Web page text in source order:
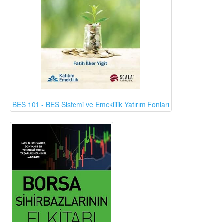
BES 101 - BES Sistemi ve Emeklilik Yatırım Fonları